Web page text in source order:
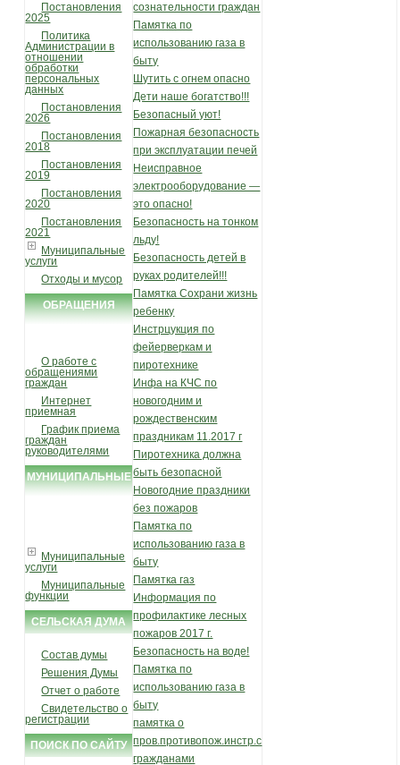
Постановления
2025
Политика
Администрации в
отношении
обработки
персональных
данных
Постановления
2026
Постановления
2018
Постановления
2019
Постановления
2020
Постановления
2021
Муниципальные
услуги
Отходы и мусор
ОБРАЩЕНИЯ
О работе с
обращениями
граждан
Интернет
приемная
График приема
граждан
руководителями
МУНИЦИПАЛЬНЫЕ
Муниципальные
услуги
Муниципальные
функции
СЕЛЬСКАЯ ДУМА
Состав думы
Решения Думы
Отчет о работе
Свидетельство о
регистрации
ПОИСК ПО САЙТУ
сознательности граждан
Памятка по
использованию газа в
быту
Шутить с огнем опасно
Дети наше богатство!!!
Безопасный уют!
Пожарная безопасность
при эксплуатации печей
Неисправное
электрооборудование —
это опасно!
Безопасность на тонком
льду!
Безопасность детей в
руках родителей!!!
Памятка Сохрани жизнь
ребенку
Инстрцукция по
фейерверкам и
пиротехнике
Инфа на КЧС по
новогодним и
рождественским
праздникам 11.2017 г
Пиротехника должна
быть безопасной
Новогодние праздники
без пожаров
Памятка по
использованию газа в
быту
Памятка газ
Информация по
профилактике лесных
пожаров 2017 г.
Безопасность на воде!
Памятка по
использованию газа в
быту
памятка о
пров.противопож.инстр.с
гражданами